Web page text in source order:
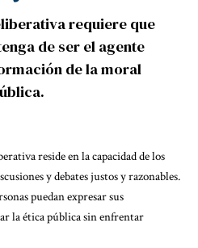
requiere que
de ser el agente
de la moral
reside en la capacidad de los
y debates justos y razonables.
puedan expresar sus
la ética pública sin enfrentar